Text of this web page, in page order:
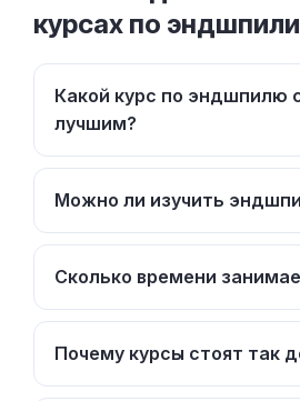
курсах по эндшпили
Какой курс по эндшпилю
лучшим?
Можно ли изучить
Сколько времени
Почему курсы стоят так